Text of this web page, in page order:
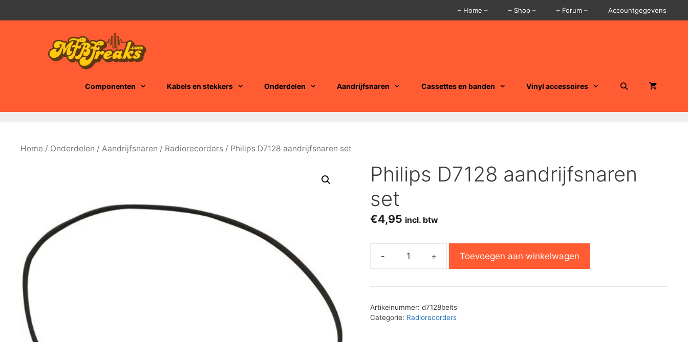
naar
– Home – – Shop – – Forum – Accountgegevens
Componenten Kabels en stekkers Onderdelen Aandrijfsnaren Cassettes en banden Vinyl accessoires
Home / Onderdelen / Aandrijfsnaren / Radiorecorders / Philips D7128 aandrijfsnaren set
Philips D7128 aandrijfsnaren
set
€4,95 incl. btw
-
aandrijfsnaren
aantal
+ Toevoegen aan winkelwagen
Artikelnummer: d7128belts
Categorie: Radiorecorders